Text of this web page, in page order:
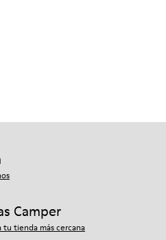
Camper
tu tienda más cercana